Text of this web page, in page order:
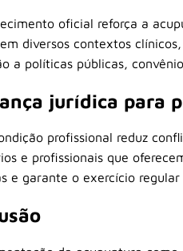
oficial reforça a
diversos contextos
a políticas públicas,
jurídica para
profissional reduz
e profissionais que
e garante o exercício